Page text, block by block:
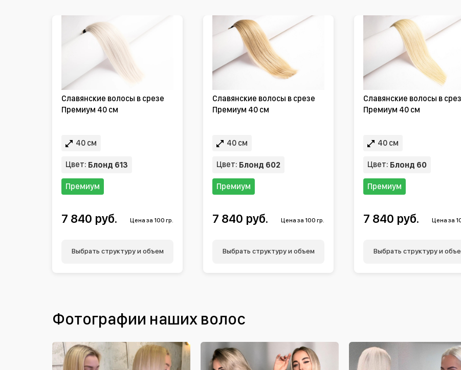
Славянские волосы в срезе
Премиум 40 см
40 см
Цвет: Блонд 613
Премиум
7 840 руб. Цена за 100 гр.
Выбрать структуру и объем
Славянские волосы в срезе
Премиум 40 см
40 см
Цвет: Блонд 602
Премиум
7 840 руб. Цена за 100 гр.
Выбрать структуру и объем
Славянские волосы в
Премиум 40 см
40 см
Цвет: Блонд 60
Премиум
7 840 руб. Цена за
Выбрать структуру и
Фотографии наших волос